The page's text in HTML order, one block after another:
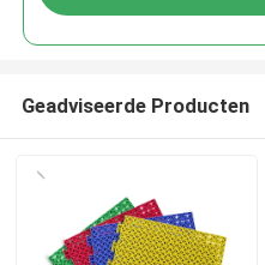
Geadviseerde Producten